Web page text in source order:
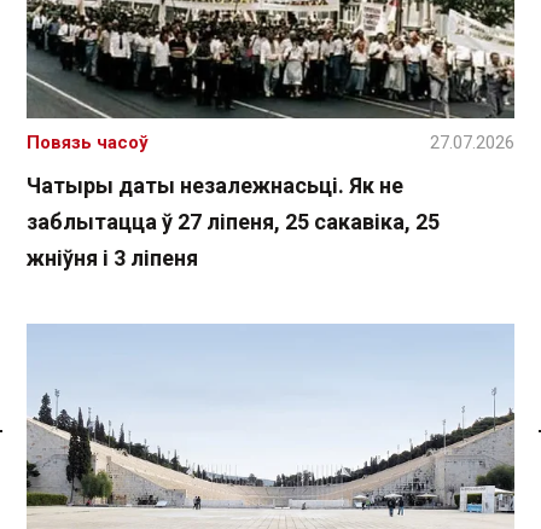
Спасылка без VPN
Чатыры даты незалежнасьці. Як не
заблытацца ў 27 ліпеня, 25 сакавіка, 25
жніўня і 3 ліпеня
Повязь часоў 27.07.2026